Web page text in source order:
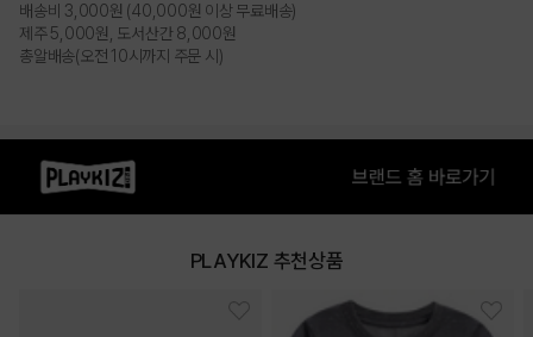
배송비 3,000원 (40,000원 이상 무료배송)
제주 5,000원, 도서산간 8,000원
총알배송(오전 10시까지 주문 시)
PLAYKIZ 추천상품